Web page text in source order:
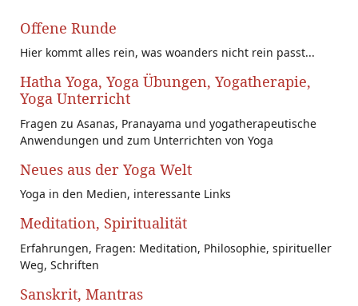
Offene Runde
Hier kommt alles rein, was woanders nicht rein passt...
Hatha Yoga, Yoga Übungen, Yogatherapie,
Yoga Unterricht
Fragen zu Asanas, Pranayama und yogatherapeutische
Anwendungen und zum Unterrichten von Yoga
Neues aus der Yoga Welt
Yoga in den Medien, interessante Links
Meditation, Spiritualität
Erfahrungen, Fragen: Meditation, Philosophie, spiritueller
Weg, Schriften
Sanskrit, Mantras